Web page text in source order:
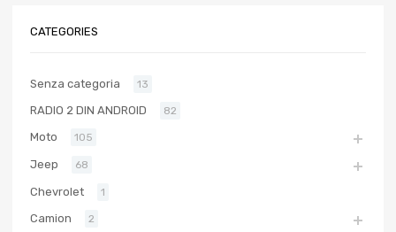
CATEGORIES
Senza categoria 13
RADIO 2 DIN ANDROID 82
Moto 105
Jeep 68
Chevrolet 1
Camion 2